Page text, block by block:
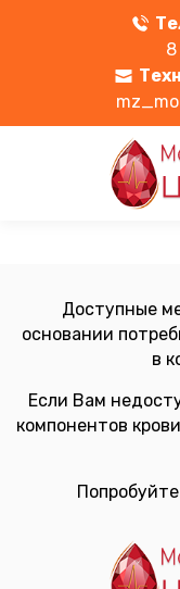
Доступные
основании
в
Если Вам
компонентов